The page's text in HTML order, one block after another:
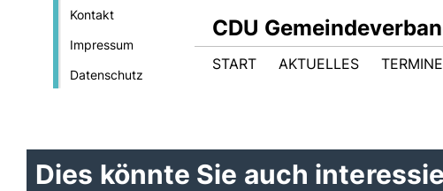
Kontakt
Impressum
Datenschutz
CDU
START AKTUELLES TERMINE
Dies könnte Sie auch